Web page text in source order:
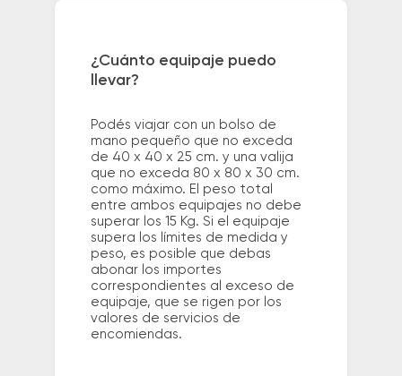
¿Cuánto equipaje puedo
llevar?
Podés viajar con un bolso de
mano pequeño que no exceda
de 40 x 40 x 25 cm. y una valija
que no exceda 80 x 80 x 30 cm.
como máximo. El peso total
entre ambos equipajes no debe
superar los 15 Kg. Si el equipaje
supera los límites de medida y
peso, es posible que debas
abonar los importes
correspondientes al exceso de
equipaje, que se rigen por los
valores de servicios de
encomiendas.